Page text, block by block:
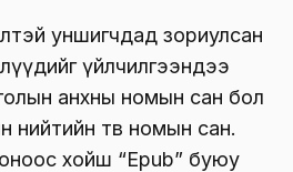
уншигчдад зориулсан
үйлчилгээндээ
анхны номын сан бол
нийтийн төв номын сан.
оноос хойш “Epub” буюу